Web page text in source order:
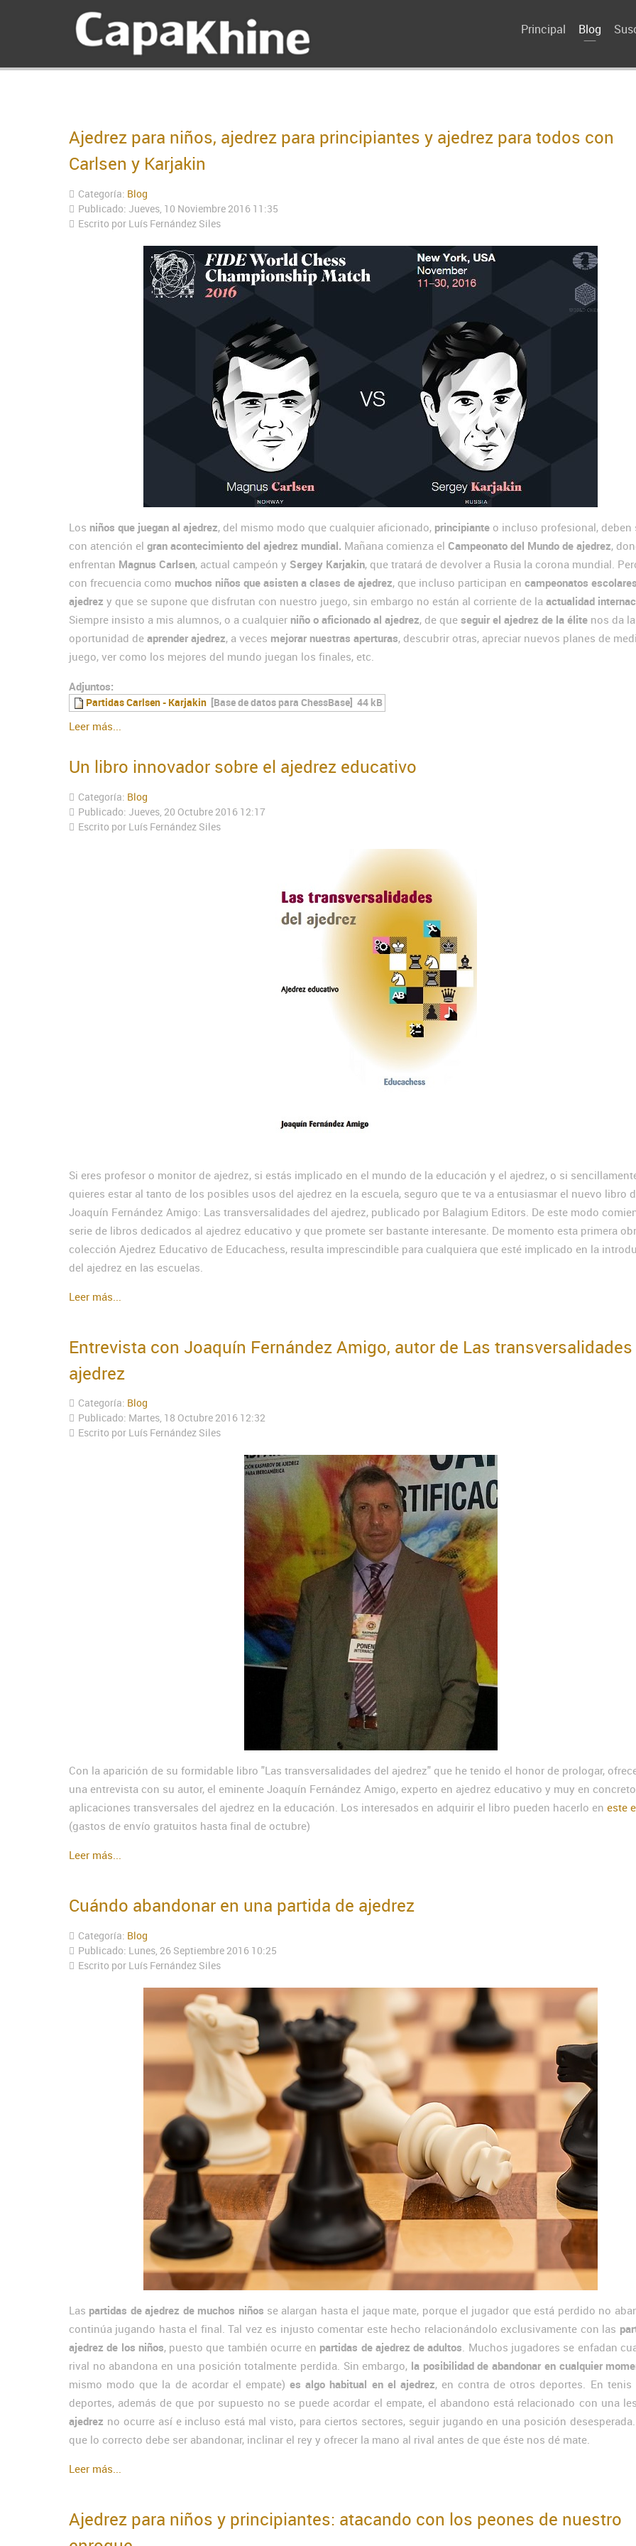
Principal Blog
Ajedrez para niños, ajedrez para principiantes y ajedrez para todos con
Carlsen y Karjakin
Categoría: Blog
Publicado: Jueves, 10 Noviembre 2016 11:35
Escrito por Luís Fernández Siles
Los niños que juegan al ajedrez, del mismo modo que cualquier aficionado, principiante o incluso profesional, deben
con atención el gran acontecimiento del ajedrez mundial. Mañana comienza el Campeonato del Mundo de ajedrez,
enfrentan Magnus Carlsen, actual campeón y Sergey Karjakin, que tratará de devolver a Rusia la corona mundial.
con frecuencia como muchos niños que asisten a clases de ajedrez, que incluso participan en campeonatos
ajedrez y que se supone que disfrutan con nuestro juego, sin embargo no están al corriente de la actualidad
Siempre insisto a mis alumnos, o a cualquier niño o aficionado al ajedrez, de que seguir el ajedrez de la élite nos da la
oportunidad de aprender ajedrez, a veces mejorar nuestras aperturas, descubrir otras, apreciar nuevos planes de
juego, ver como los mejores del mundo juegan los finales, etc.
Adjuntos:
Partidas Carlsen - Karjakin [Base de datos para ChessBase] 44 kB
Leer más...
Un libro innovador sobre el ajedrez educativo
Categoría: Blog
Publicado: Jueves, 20 Octubre 2016 12:17
Escrito por Luís Fernández Siles
Si eres profesor o monitor de ajedrez, si estás implicado en el mundo de la educación y el ajedrez, o si
quieres estar al tanto de los posibles usos del ajedrez en la escuela, seguro que te va a entusiasmar el nuevo libro
Joaquín Fernández Amigo: Las transversalidades del ajedrez, publicado por Balagium Editors. De este modo
serie de libros dedicados al ajedrez educativo y que promete ser bastante interesante. De momento esta primera
colección Ajedrez Educativo de Educachess, resulta imprescindible para cualquiera que esté implicado en la
del ajedrez en las escuelas.
Leer más...
Entrevista con Joaquín Fernández Amigo, autor de Las
ajedrez
Categoría: Blog
Publicado: Martes, 18 Octubre 2016 12:32
Escrito por Luís Fernández Siles
Con la aparición de su formidable libro "Las transversalidades del ajedrez" que he tenido el honor de prologar,
una entrevista con su autor, el eminente Joaquín Fernández Amigo, experto en ajedrez educativo y muy en
aplicaciones transversales del ajedrez en la educación. Los interesados en adquirir el libro pueden hacerlo en este
(gastos de envío gratuitos hasta final de octubre)
Leer más...
Cuándo abandonar en una partida de ajedrez
Categoría: Blog
Publicado: Lunes, 26 Septiembre 2016 10:25
Escrito por Luís Fernández Siles
Las partidas de ajedrez de muchos niños se alargan hasta el jaque mate, porque el jugador que está perdido no
continúa jugando hasta el final. Tal vez es injusto comentar este hecho relacionándolo exclusivamente con las
ajedrez de los niños, puesto que también ocurre en partidas de ajedrez de adultos . Muchos jugadores se enfadan
rival no abandona en una posición totalmente perdida. Sin embargo, la posibilidad de abandonar en cualquier
mismo modo que la de acordar el empate)es algo habitual en el ajedrez, en contra de otros deportes. En
deportes, además de que por supuesto no se puede acordar el empate, el abandono está relacionado con una
ajedrez no ocurre así e incluso está mal visto, para ciertos sectores, seguir jugando en una posición
que lo correcto debe ser abandonar, inclinar el rey y ofrecer la mano al rival antes de que éste nos dé mate.
Leer más...
Ajedrez para niños y principiantes: atacando con los peones de nuestro